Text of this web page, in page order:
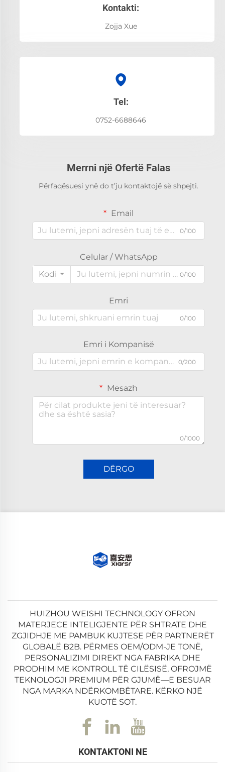
Kontakti:
Zojja Xue
Tel:
0752-6688646
Merrni një Ofertë Falas
Përfaqësuesi ynë do t’ju kontaktojë së shpejti.
Email
0/100
Celular / WhatsApp
Kodi
0/100
Emri
0/100
Emri i Kompanisë
0/200
Mesazh
0/1000
DËRGO
HUIZHOU WEISHI TECHNOLOGY OFRON
MATERJECE INTELIGJENTE PËR SHTRATE DHE
ZGJIDHJE ME PAMBUK KUJTESE PËR PARTNERËT
GLOBALË B2B. PËRMES OEM/ODM-JE TONË,
PERSONALIZIMI DIREKT NGA FABRIKA DHE
PRODHIM ME KONTROLL TË CILËSISË, OFROJMË
TEKNOLOGJI PREMIUM PËR GJUMË—E BESUAR
NGA MARKA NDËRKOMBËTARE. KËRKO NJË
KUOTË SOT.
KONTAKTONI NE